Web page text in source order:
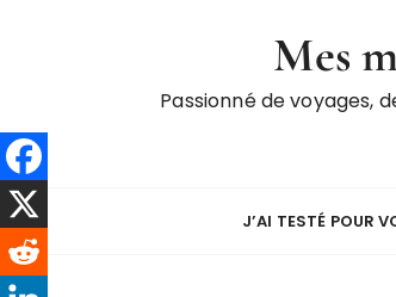
e
r
a
u
c
o
Mes
Passionné de voyages,
J’AI TESTÉ POUR